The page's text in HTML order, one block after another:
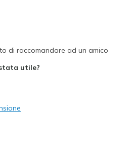
di raccomandare ad un amico
utile?